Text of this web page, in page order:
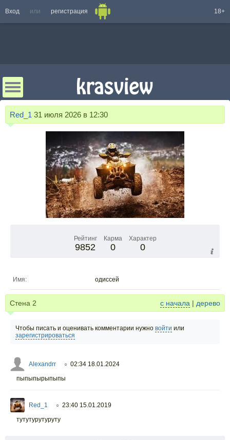
Вход или регистрация 18+
Red_1 31 июля 2026 в 12:30
Рейтинг
9852
Карма
0
Характер
0
Имя: одиссей
Стена 2 с начала | дерево
Чтобы писать и оценивать комментарии нужно войти или
зарегистрироваться
Alexandrr ○ 02:34 18.01.2024
пыпыпырыпыпы
Red_1 ○ 23:40 15.01.2019
тутутурутуруту